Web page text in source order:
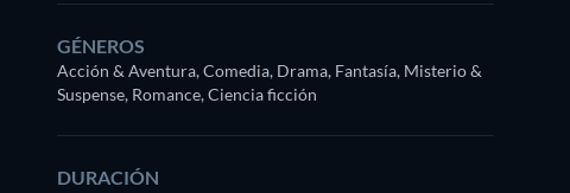
GÉNEROS
Acción & Aventura, Comedia, Drama, Fantasía, Misterio &
Suspense, Romance, Ciencia ficción
DURACIÓN